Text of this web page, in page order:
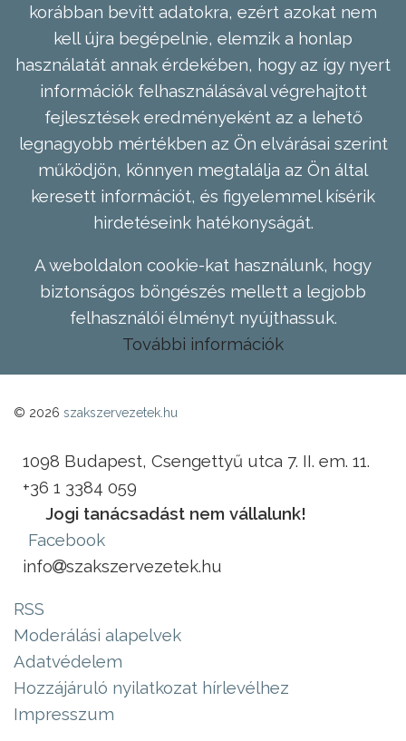
korábban bevitt adatokra, ezért azokat nem
kell újra begépelnie, elemzik a honlap
használatát annak érdekében, hogy az így nyert
információk felhasználásával végrehajtott
fejlesztések eredményeként az a lehető
legnagyobb mértékben az Ön elvárásai szerint
működjön, könnyen megtalálja az Ön által
keresett információt, és figyelemmel kísérik
hirdetéseink hatékonyságát.
A weboldalon cookie-kat használunk, hogy
biztonságos böngészés mellett a legjobb
felhasználói élményt nyújthassuk.
További információk
© 2026 szakszervezetek.hu
1098 Budapest, Csengettyű utca 7. II. em. 11.
+36 1 3384 059
Jogi tanácsadást nem vállalunk!
Facebook
info
szakszervezetek.hu
RSS
Moderálási alapelvek
Adatvédelem
Hozzájáruló nyilatkozat hírlevélhez
Impresszum